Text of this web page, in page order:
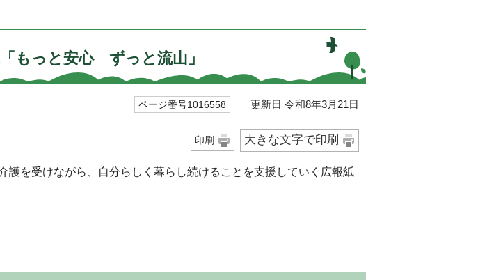
もっと安心 ずっと流山」
ページ番号1016558 更新日 令和8年3月21日
印刷 大きな文字で印刷
護を受けながら、自分らしく暮らし続けることを支援していく広報紙